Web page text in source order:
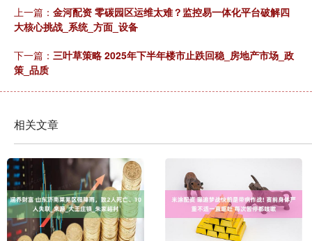
上一篇： 金河配资 零碳园区运维太难？监控易一体化平台破解四
大核心挑战_系统_方面_设备
下一篇： 三叶草策略 2025年下半年楼市止跌回稳_房地产市场_政
策_品质
相关文章